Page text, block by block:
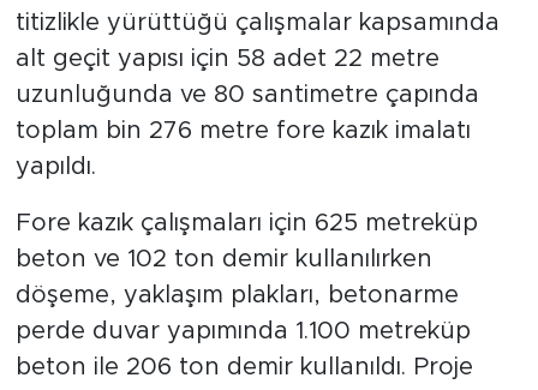
titizlikle yürüttüğü çalışmalar kapsamında
alt geçit yapısı için 58 adet 22 metre
uzunluğunda ve 80 santimetre çapında
toplam bin 276 metre fore kazık imalatı
yapıldı.
Fore kazık çalışmaları için 625 metreküp
beton ve 102 ton demir kullanılırken
döşeme, yaklaşım plakları, betonarme
perde duvar yapımında 1.100 metreküp
beton ile 206 ton demir kullanıldı. Proje